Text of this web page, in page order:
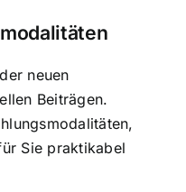
neuen
Beiträgen.
Sie praktikabel